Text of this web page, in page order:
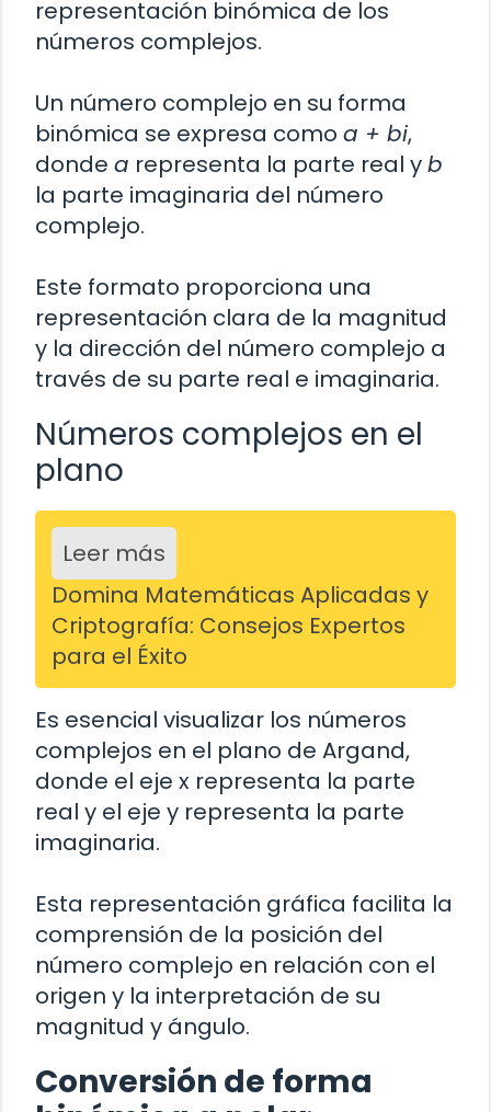
representación binómica de los
números complejos.
Un número complejo en su forma
binómica se expresa como a + bi,
donde a representa la parte real yb
la parte imaginaria del número
complejo.
Este formato proporciona una
representación clara de la magnitud
y la dirección del número complejo a
través de su parte real e imaginaria.
Números complejos en el
plano
Leer más
Domina Matemáticas Aplicadas y
Criptografía: Consejos Expertos
para el Éxito
Es esencial visualizar los números
complejos en el plano de Argand,
donde el eje x representa la parte
real y el eje y representa la parte
imaginaria.
Esta representación gráfica facilita la
comprensión de la posición del
número complejo en relación con el
origen y la interpretación de su
magnitud y ángulo.
Conversión de forma